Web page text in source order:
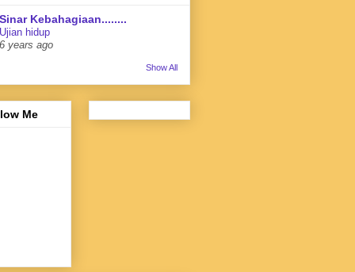
Sinar Kebahagiaan........
Ujian hidup
6 years ago
Show All
Me